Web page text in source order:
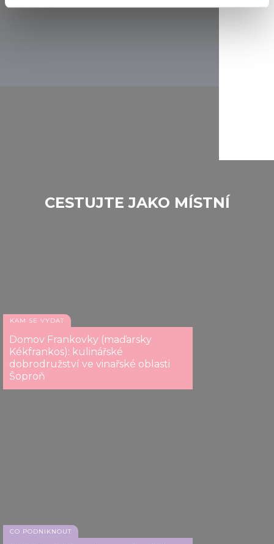
CESTUJTE JAKO MÍSTNÍ
KAM SE VYDAT
Domov Frankovky (maďarsky
Kékfrankos): kulinářské
dobrodružství ve vinařské oblasti
Šoproň
CO PODNIKNOUT